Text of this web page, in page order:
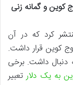
دوج کوین و گمانه زنی
منتشر کرد که در آن
کوین قرار داشت.
دنبال داشت. برخی
به یک دلارتعبیر